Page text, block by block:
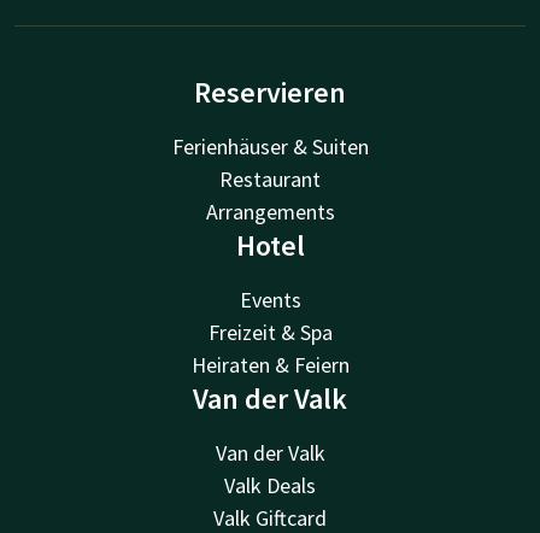
Reservieren
Ferienhäuser & Suiten
Restaurant
Arrangements
Hotel
Events
Freizeit & Spa
Heiraten & Feiern
Van der Valk
Van der Valk
Valk Deals
Valk Giftcard